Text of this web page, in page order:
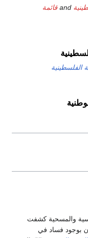
قائمة
الفلسطينية
والمسحية كشفت
بوجود فساد في